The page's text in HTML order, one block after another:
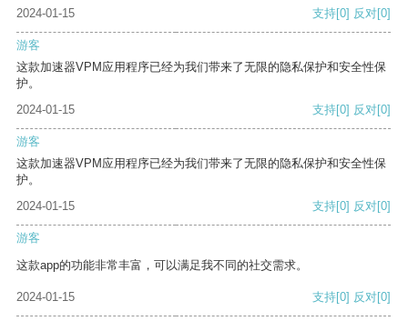
2024-01-15
支持[0] 反对[0]
游客
这款加速器VPM应用程序已经为我们带来了无限的隐私保护和安全性保
护。
2024-01-15
支持[0] 反对[0]
游客
这款加速器VPM应用程序已经为我们带来了无限的隐私保护和安全性保
护。
2024-01-15
支持[0] 反对[0]
游客
这款app的功能非常丰富，可以满足我不同的社交需求。
2024-01-15 支持[0] 反对[0]